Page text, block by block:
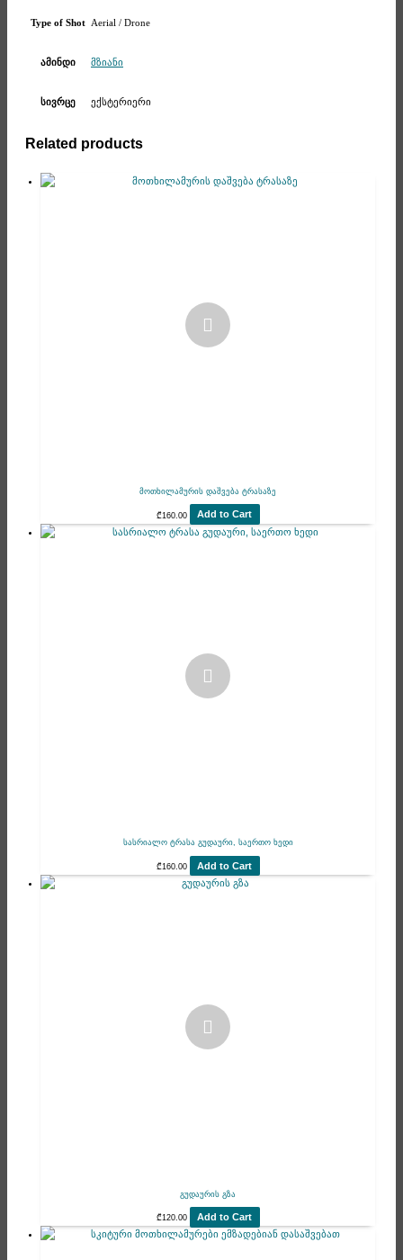
Type of Shot Aerial / Drone
ამინდი მზიანი
სივრცე ექსტერიერი
Related products
მოთხილამურის დაშვება ტრასაზე
₾160.00 Add to Cart
სასრიალო ტრასა გუდაური, საერთო ხედი
₾160.00 Add to Cart
გუდაურის გზა
₾120.00 Add to Cart